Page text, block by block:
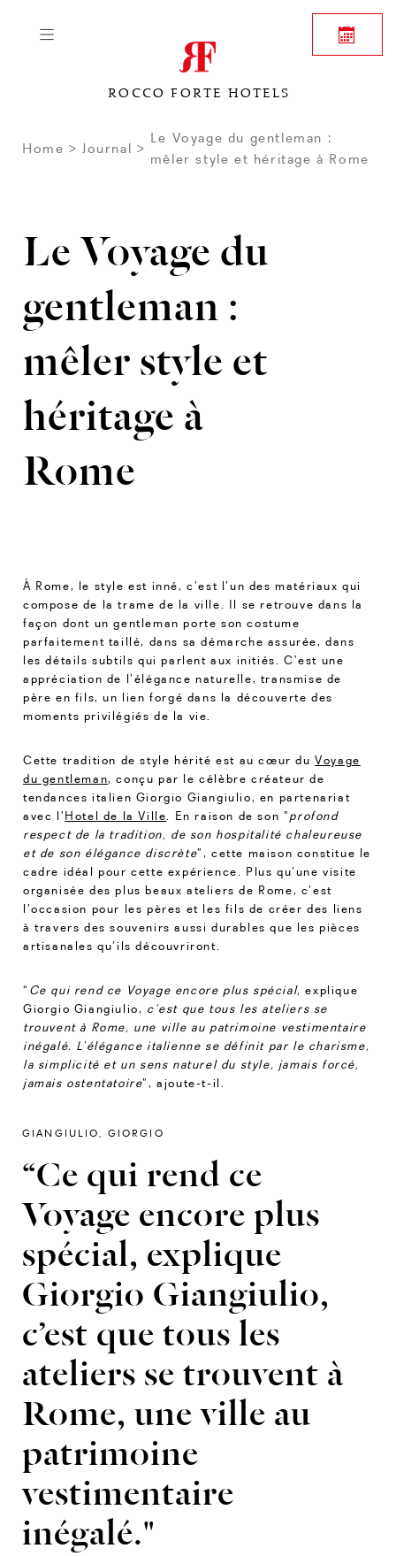
ROCCO FORTE HOTELS
Home Journal
Le Voyage du gentleman :
mêler style et héritage à Rome
Le Voyage du
gentleman :
mêler style et
héritage à
Rome
À Rome, le style est inné, c’est l’un des matériaux qui
compose de la trame de la ville. Il se retrouve dans la
façon dont un gentleman porte son costume
parfaitement taillé, dans sa démarche assurée, dans
les détails subtils qui parlent aux initiés. C’est une
appréciation de l’élégance naturelle, transmise de
père en fils, un lien forgé dans la découverte des
moments privilégiés de la vie.
Cette tradition de style hérité est au cœur duVoyage
du gentleman, conçu par le célèbre créateur de
tendances italien Giorgio Giangiulio, en partenariat
avec l’Hotel de la Ville . En raison de son ”profond
respect de la tradition, de son hospitalité chaleureuse
et de son élégance discrète”, cette maison constitue le
cadre idéal pour cette expérience. Plus qu’une visite
organisée des plus beaux ateliers de Rome, c’est
l’occasion pour les pères et les fils de créer des liens
à travers des souvenirs aussi durables que les pièces
artisanales qu’ils découvriront.
“ Ce qui rend ce Voyage encore plus spécial,explique
Giorgio Giangiulio, c’est que tous les ateliers se
trouvent à Rome, une ville au patrimoine vestimentaire
inégalé. L’élégance italienne se définit par le charisme,
la simplicité et un sens naturel du style, jamais forcé,
jamais ostentatoire”, ajoute-t-il.
GIANGIULIO, GIORGIO
“Ce qui rend ce
Voyage encore plus
spécial, explique
Giorgio Giangiulio,
c’est que tous les
ateliers se trouvent à
Rome, une ville au
patrimoine
vestimentaire
inégalé."